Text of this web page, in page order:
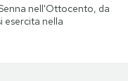
nell'Ottocento, da
esercita nella